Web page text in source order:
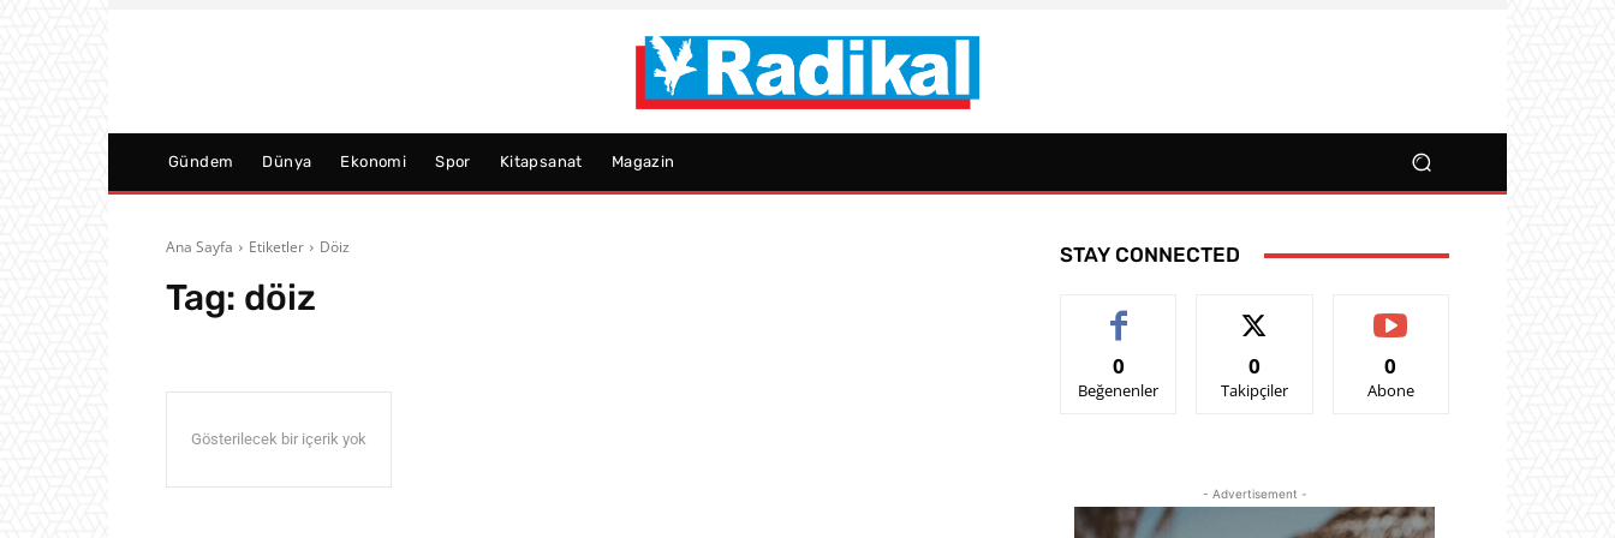
Gündem Dünya Ekonomi Spor Kitapsanat Magazin
Ana Sayfa Etiketler Döiz
Tag: döiz
Gösterilecek bir içerik yok
STAY CONNECTED
0
Beğenenler
0
Takipçiler
0
Abone
- Advertisement -